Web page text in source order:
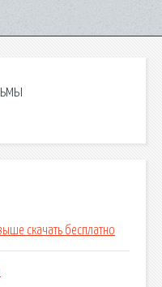
скачать бесплатно